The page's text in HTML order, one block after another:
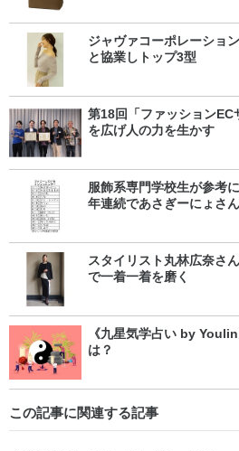
ジャヴァコーポレーショ
と協業しトップ3型
第18回「ファッション
を広げ人の力を生かす
服飾系専門学校生が参考
年連続であさぎーにょさ
スタイリスト丸林広奈さ
で一着一着を磨く
《九星気学占い by
は？
この記事に関連する記事